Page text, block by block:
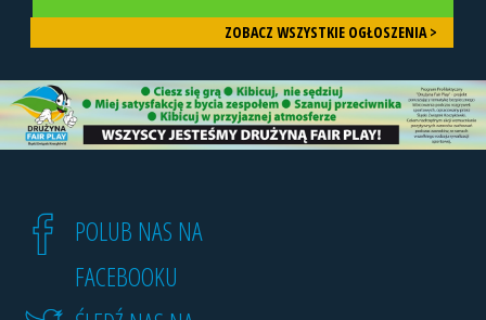
ZOBACZ WSZYSTKIE OGŁOSZENIA >
POLUB NAS NA
FACEBOOKU